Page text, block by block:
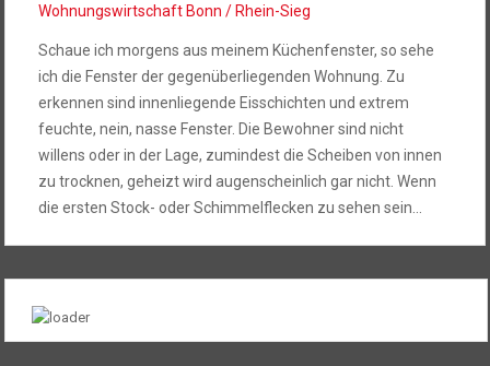
Wohnungswirtschaft Bonn / Rhein-Sieg
Schaue ich morgens aus meinem Küchenfenster, so sehe
ich die Fenster der gegenüberliegenden Wohnung. Zu
erkennen sind innenliegende Eisschichten und extrem
feuchte, nein, nasse Fenster. Die Bewohner sind nicht
willens oder in der Lage, zumindest die Scheiben von innen
zu trocknen, geheizt wird augenscheinlich gar nicht. Wenn
die ersten Stock- oder Schimmelflecken zu sehen sein…